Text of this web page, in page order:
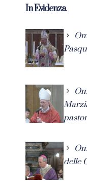
In Evidenza
delle